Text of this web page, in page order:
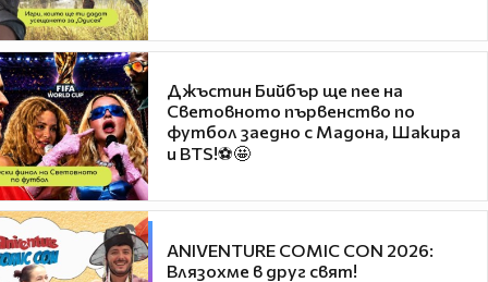
Джъстин Бийбър ще пее на
Световното първенство по
футбол заедно с Мадона, Шакира
и BTS!⚽🤩
ANIVENTURE COMIC CON 2026:
Влязохме в друг свят!